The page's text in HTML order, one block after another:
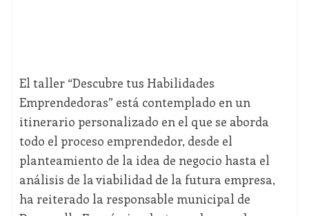
El taller “Descubre tus Habilidades
Emprendedoras” está contemplado en un
itinerario personalizado en el que se aborda
todo el proceso emprendedor, desde el
planteamiento de la idea de negocio hasta el
análisis de la viabilidad de la futura empresa,
ha reiterado la responsable municipal de